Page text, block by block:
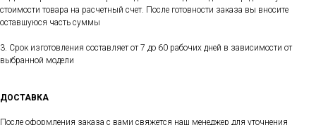
стоимости товара на расчетный счет. После готовности заказа вы вносите
оставшуюся часть суммы
3. Срок изготовления составляет от 7 до 60 рабочих дней в зависимости от
выбранной модели
ДОСТАВКА
После оформления заказа с вами свяжется наш менеджер для уточнения